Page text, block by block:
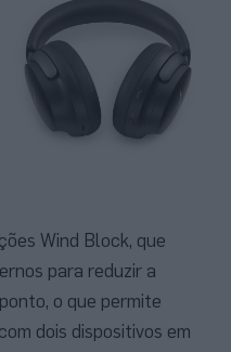
Wind Block, que
para reduzir a
o que permite
dois dispositivos em